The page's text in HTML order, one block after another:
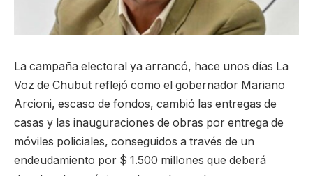
La campaña electoral ya arrancó, hace unos días La
Voz de Chubut reflejó como el gobernador Mariano
Arcioni, escaso de fondos, cambió las entregas de
casas y las inauguraciones de obras por entrega de
móviles policiales, conseguidos a través de un
endeudamiento por $ 1.500 millones que deberá